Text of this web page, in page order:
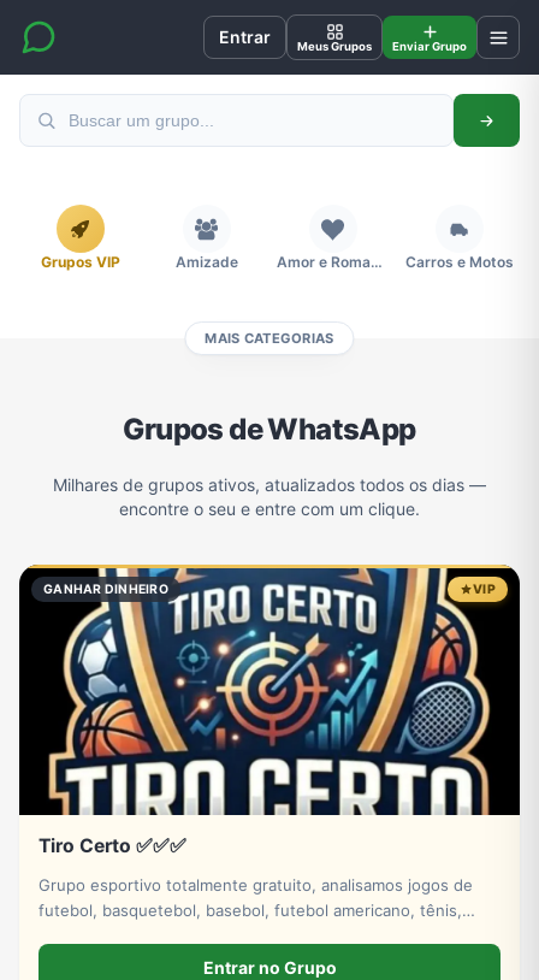
Entrar Meus Grupos Enviar Grupo
Grupos VIP Amizade Amor e Romance Carros e Motos
Eventos Fãs Figurinhas e Stickers Filmes e Séries
Frases e Mensagens Futebol Games e Jogos Ganhar Dinheiro
Imobiliária Investimentos e Finanças Links
Outros Política
MAIS CATEGORIAS
Grupos de WhatsApp
Milhares de grupos ativos, atualizados todos os dias —
encontre o seu e entre com um clique.
GANHAR DINHEIRO VIP
Tiro Certo ✅✅✅
Grupo esportivo totalmente gratuito, analisamos jogos de
futebol, basquetebol, basebol, futebol americano, tênis,
Entrar no Grupo